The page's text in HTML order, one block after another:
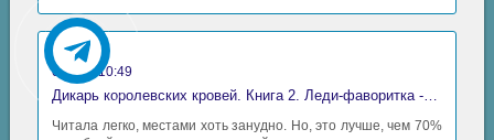
Аида
06 май 10:49
Читала легко, местами хоть занудно. Но, это лучше, чем 70%